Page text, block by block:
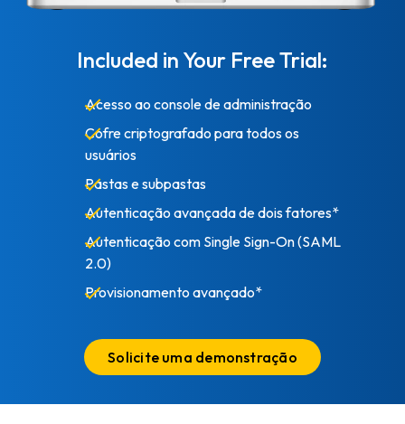
Included in Your Free Trial:
Acesso ao console de administração
Cofre criptografado para todos os
usuários
Pastas e subpastas
Autenticação avançada de dois fatores*
Autenticação com Single Sign-On (SAML
2.0)
Provisionamento avançado*
Solicite uma demonstração